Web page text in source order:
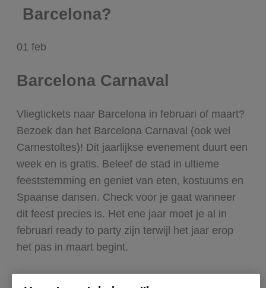
Barcelona?
01 feb
Barcelona Carnaval
Vliegtickets naar Barcelona in februari of maart?
Bezoek dan het Barcelona Carnaval (ook wel
Carnestoltes)! Dit jaarlijkse evenement duurt een
week en is gratis. Beleef de stad in ultieme
feeststemming en geniet van eten, kostuums en
Spaanse dansen. Check voor je gaat wanneer
dit feest precies is. Het ene jaar moet je al in
februari ready to party zijn terwijl het jaar erop
het pas in maart begint.